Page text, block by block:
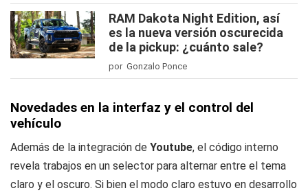
RAM Dakota Night Edition, así
es la nueva versión oscurecida
de la pickup: ¿cuánto sale?
por Gonzalo Ponce
Novedades en la interfaz y el control del
vehículo
Además de la integración de Youtube, el código interno
revela trabajos en un selector para alternar entre el tema
claro y el oscuro. Si bien el modo claro estuvo en desarrollo